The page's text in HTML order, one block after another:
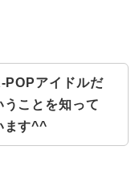
POPアイドルだ
ことを知って
ます^^